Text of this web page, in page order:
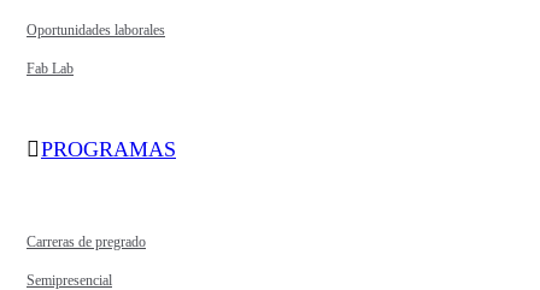
Oportunidades laborales
Fab Lab
PROGRAMAS
Carreras de pregrado
Semipresencial